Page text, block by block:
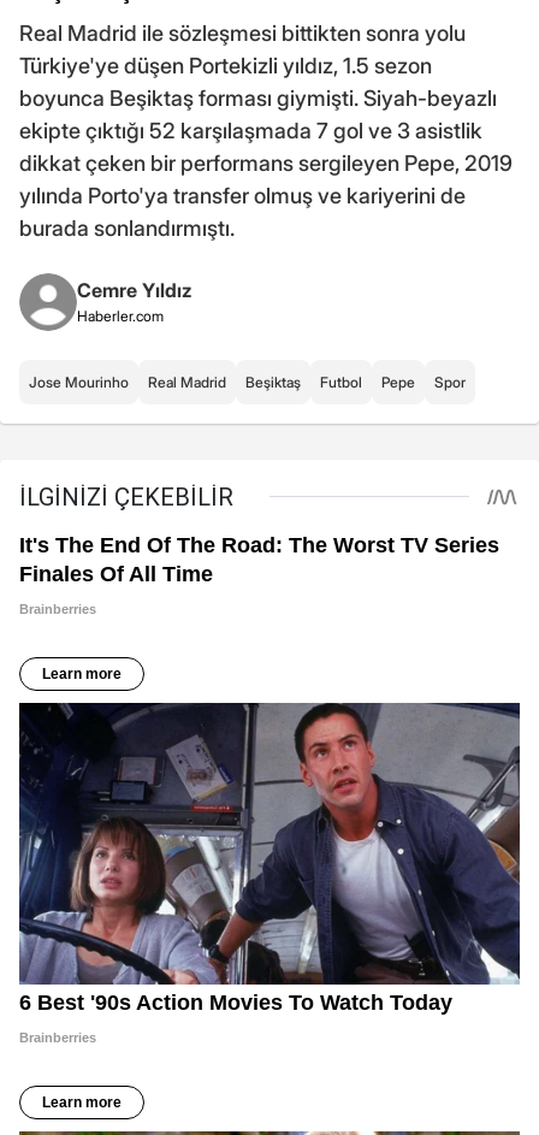
Real Madrid ile sözleşmesi bittikten sonra yolu
Türkiye'ye düşen Portekizli yıldız, 1.5 sezon
boyunca Beşiktaş forması giymişti. Siyah-beyazlı
ekipte çıktığı 52 karşılaşmada 7 gol ve 3 asistlik
dikkat çeken bir performans sergileyen Pepe, 2019
yılında Porto'ya transfer olmuş ve kariyerini de
burada sonlandırmıştı.
Cemre Yıldız
Haberler.com
Jose Mourinho Real Madrid Beşiktaş Futbol Pepe Spor